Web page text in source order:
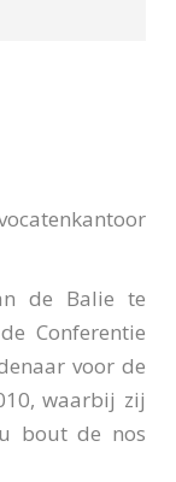
de Balie te
Conferentie
voor de
waarbij zij
bout de nos